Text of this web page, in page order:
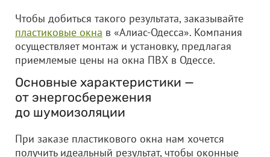
Чтобы добиться такого результата, заказывайте
пластиковые окна в «Алиас-Одесса». Компания
осуществляет монтаж и установку, предлагая
приемлемые цены на окна ПВХ в Одессе.
Основные характеристики —
от энергосбережения
до шумоизоляции
При заказе пластикового окна нам хочется
получить идеальный результат, чтобы оконные